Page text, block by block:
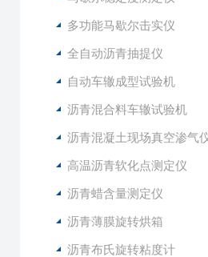
多功能马歇尔击实仪
全自动沥青抽提仪
自动车辙成型试验机
沥青混合料车辙试验机
沥青混凝土现场真空渗气
高温沥青软化点测定仪
沥青蜡含量测定仪
沥青薄膜旋转烘箱
沥青布氏旋转粘度计